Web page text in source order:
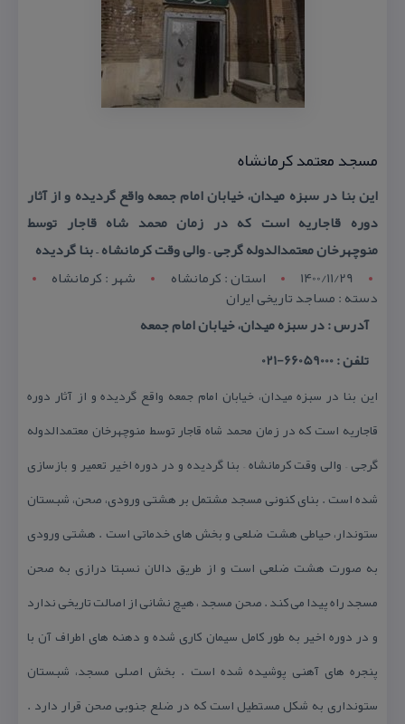
مسجد معتمد كرمانشاه
این بنا در سبزه میدان، خیابان امام جمعه واقع گردیده و از آثار
دوره قاجاریه است كه در زمان محمد شاه قاجار توسط
منوچهرخان معتمدالدوله گرجی – والی وقت كرمانشاه – بنا گردیده
1400/11/29
استان : کرمانشاه شهر : کرمانشاه
دسته : مساجد تاریخی ایران
آدرس : در سبزه میدان، خیابان امام جمعه
تلفن : 66059000-021
این بنا در سبزه میدان، خیابان امام جمعه واقع گردیده و از آثار دوره
قاجاریه است كه در زمان محمد شاه قاجار توسط منوچهرخان معتمدالدوله
گرجی – والی وقت كرمانشاه – بنا گردیده و در دوره اخیر تعمیر و بازسازی
شده است . بنای كنونی مسجد مشتمل بر هشتی ورودی، صحن، شبستان
ستوندار، حیاطی هشت ضلعی و بخش های خدماتی است . هشتی ورودی
به صورت هشت ضلعی است و از طریق دالان نسبتا درازی به صحن
مسجد راه پیدا می كند . صحن مسجد ، هیچ نشانی از اصالت تاریخی ندارد
و در دوره اخیر به طور كامل سیمان كاری شده و دهنه های اطراف آن با
پنجره های آهنی پوشیده شده است . بخش اصلی مسجد، شبستان
ستونداری به شكل مستطیل است كه در ضلع جنوبی صحن قرار دارد .